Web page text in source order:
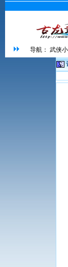
导航： 武侠